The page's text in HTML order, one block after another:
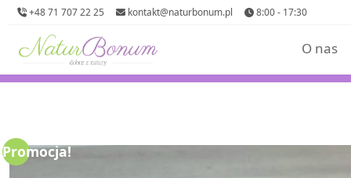
+48 71 707 22 25 kontakt@naturbonum.pl 8:00 - 17:30
O nas
Promocja!